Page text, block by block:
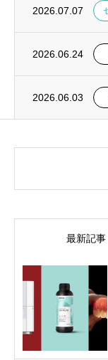
2026.07.07
2026.06.24
2026.06.03
最新記事